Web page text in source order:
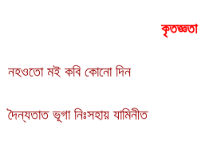
কৃতজ্ঞতা
নহওতো মই কবি কোনো দিন
দৈন্যতাত ভূগা নিঃসহায় যামিনীত